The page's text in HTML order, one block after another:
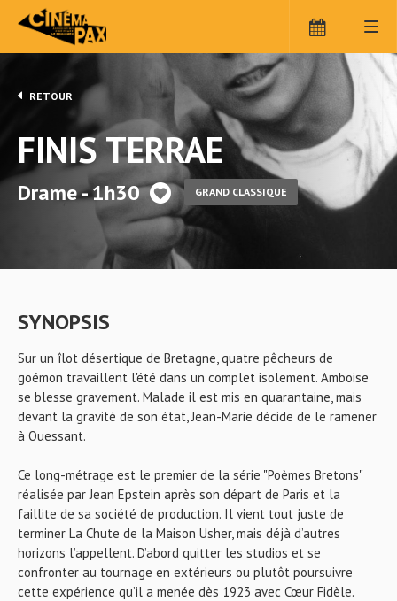
RETOUR
FINIS TERRAE
Drame - 1h30 GRAND CLASSIQUE
SYNOPSIS
Sur un îlot désertique de Bretagne, quatre pêcheurs de
goémon travaillent l'été dans un complet isolement. Amboise
se blesse gravement. Malade il est mis en quarantaine, mais
devant la gravité de son état, Jean-Marie décide de le ramener
à Ouessant.
Ce long-métrage est le premier de la série "Poèmes Bretons"
réalisée par Jean Epstein après son départ de Paris et la
faillite de sa société de production. Il vient tout juste de
terminer La Chute de la Maison Usher, mais déjà d’autres
horizons l’appellent. D’abord quitter les studios et se
confronter au tournage en extérieurs ou plutôt poursuivre
cette expérience qu’il a menée dès 1923 avec Cœur Fidèle.